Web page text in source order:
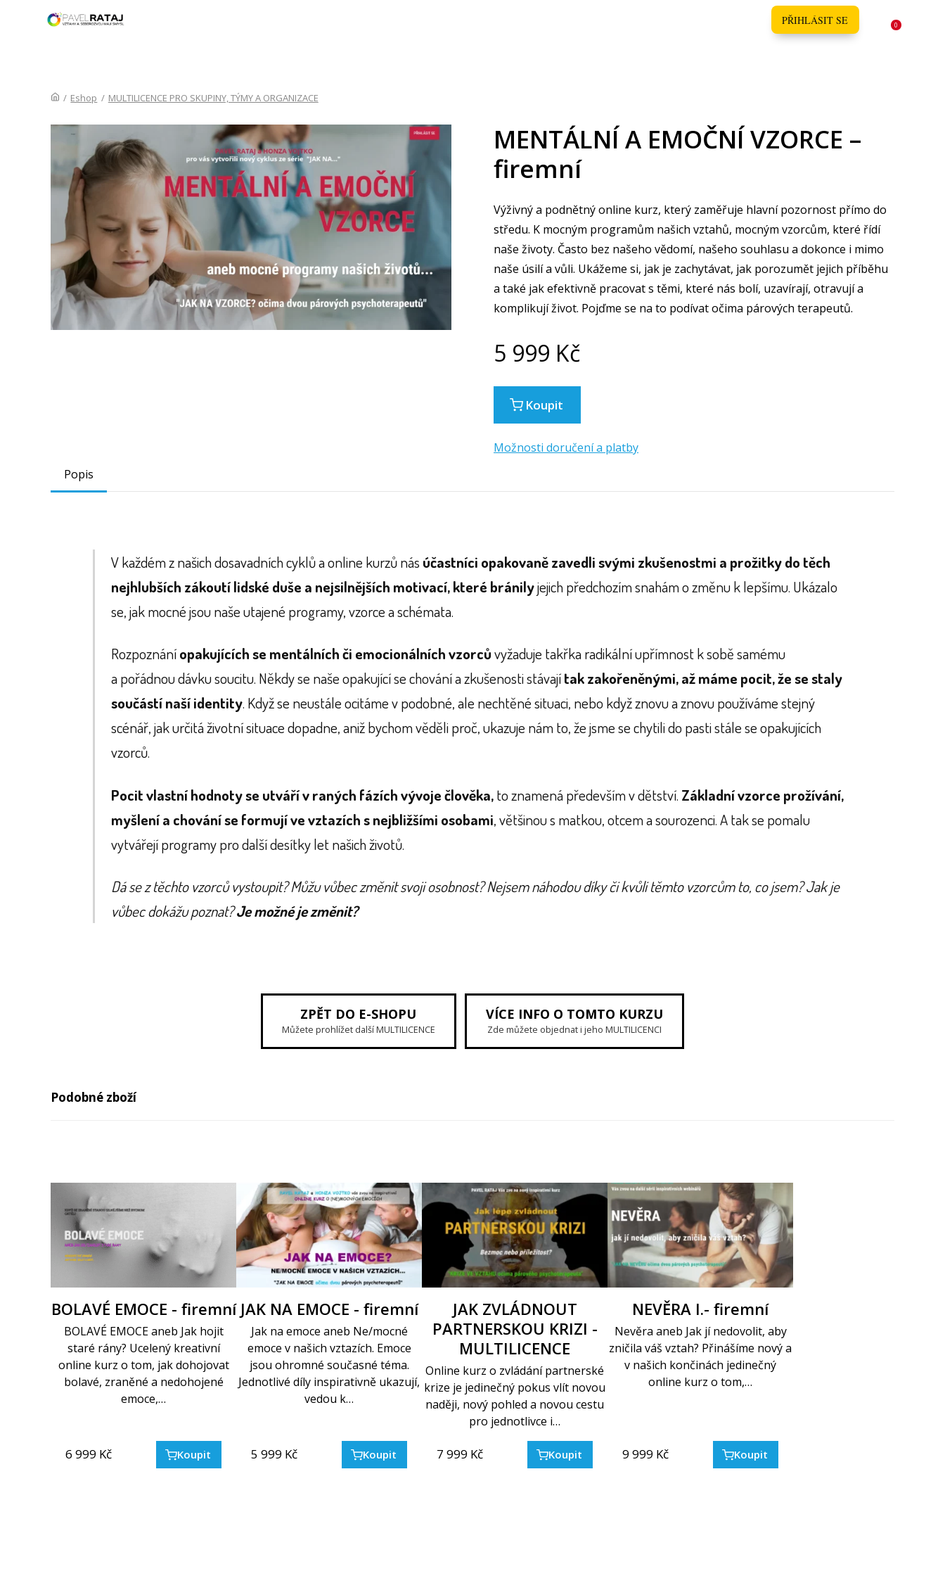
PŘIHLÁSIT SE 0
/ Eshop / MULTILICENCE PRO SKUPINY, TÝMY A ORGANIZACE
MENTÁLNÍ A EMOČNÍ VZORCE –
firemní
Výživný a podnětný online kurz, který zaměřuje hlavní pozornost přímo do
středu. K mocným programům našich vztahů, mocným vzorcům, které řídí
naše životy. Často bez našeho vědomí, našeho souhlasu a dokonce i mimo
naše úsilí a vůli. Ukážeme si, jak je zachytávat, jak porozumět jejich příběhu
a také jak efektivně pracovat s těmi, které nás bolí, uzavírají, otravují a
komplikují život. Pojďme se na to podívat očima párových terapeutů.
5 999 Kč
Koupit
Možnosti doručení a platby
Popis
V každém z našich dosavadních cyklů a online kurzů nás účastníci opakovaně zavedli svými zkušenostmi a prožitky do těch
nejhlubších zákoutí lidské duše a nejsilnějších motivací, které bránilyjejich předchozím snahám o změnu k lepšímu. Ukázalo
se, jak mocné jsou naše utajené programy, vzorce a schémata.
Rozpoznáníopakujících se mentálních či emocionálních vzorcůvyžaduje takřka radikální upřímnost k sobě samému
a pořádnou dávku soucitu. Někdy se naše opakující se chování a zkušenosti stávajítak zakořeněnými, až máme pocit, že se staly
součástí naší identity. Když se neustále ocitáme v podobné, ale nechtěné situaci, nebo když znovu a znovu používáme stejný
scénář, jak určitá životní situace dopadne, aniž bychom věděli proč, ukazuje nám to, že jsme se chytili do pasti stále se opakujících
vzorců.
Pocit vlastní hodnoty se utváří v raných fázích vývoje člověka,to znamená především v dětství. Základní vzorce prožívání,
myšlení a chování se formují ve vztazích s nejbližšími osobami, většinou s matkou, otcem a sourozenci. A tak se pomalu
vytvářejí programy pro další desítky let našich životů.
Dá se z těchto vzorců vystoupit? Můžu vůbec změnit svoji osobnost? Nejsem náhodou díky či kvůli těmto vzorcům to, co jsem? Jak je
vůbec dokážu poznat?Je možné je změnit?
ZPĚT DO E-SHOPU
Můžete prohlížet další MULTILICENCE
VÍCE INFO O TOMTO KURZU
Zde můžete objednat i jeho MULTILICENCI
Podobné zboží
BOLAVÉ EMOCE - firemní
BOLAVÉ EMOCE aneb Jak hojit
staré rány? Ucelený kreativní
online kurz o tom, jak dohojovat
bolavé, zraněné a nedohojené
emoce,…
6 999 Kč Koupit
JAK NA EMOCE - firemní
Jak na emoce aneb Ne/mocné
emoce v našich vztazích. Emoce
jsou ohromné současné téma.
Jednotlivé díly inspirativně ukazují,
vedou k…
5 999 Kč Koupit
JAK ZVLÁDNOUT
PARTNERSKOU KRIZI -
MULTILICENCE
Online kurz o zvládání partnerské
krize je jedinečný pokus vlít novou
naději, nový pohled a novou cestu
pro jednotlivce i…
7 999 Kč Koupit
NEVĚRA I.- firemní
Nevěra aneb Jak jí nedovolit, aby
zničila váš vztah? Přinášíme nový a
v našich končinách jedinečný
online kurz o tom,…
9 999 Kč Koupit